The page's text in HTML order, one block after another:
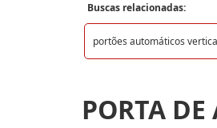
Buscas relacionadas:
portões automáticos
PORTA DE